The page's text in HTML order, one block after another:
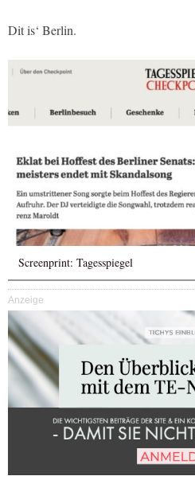
Dit is‘ Berlin.
Screenprint: Tagesspiegel
Anzeige